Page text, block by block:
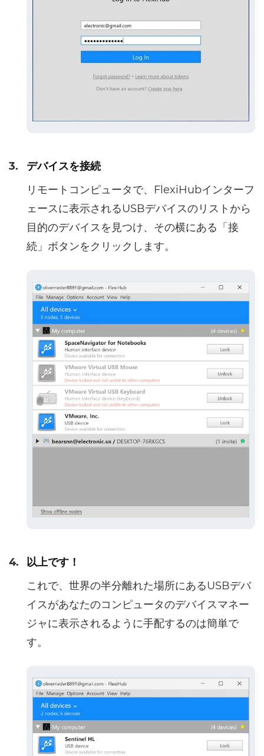
3.
デバイスを接続
リモートコンピュータで、FlexiHubインターフ
ェースに表示されるUSBデバイスのリストから
目的のデバイスを見つけ、その横にある「接
続」ボタンをクリックします。
4.
以上です！
これで、世界の半分離れた場所にあるUSBデバ
イスがあなたのコンピュータのデバイスマネー
ジャに表示されるように手配するのは簡単で
す。